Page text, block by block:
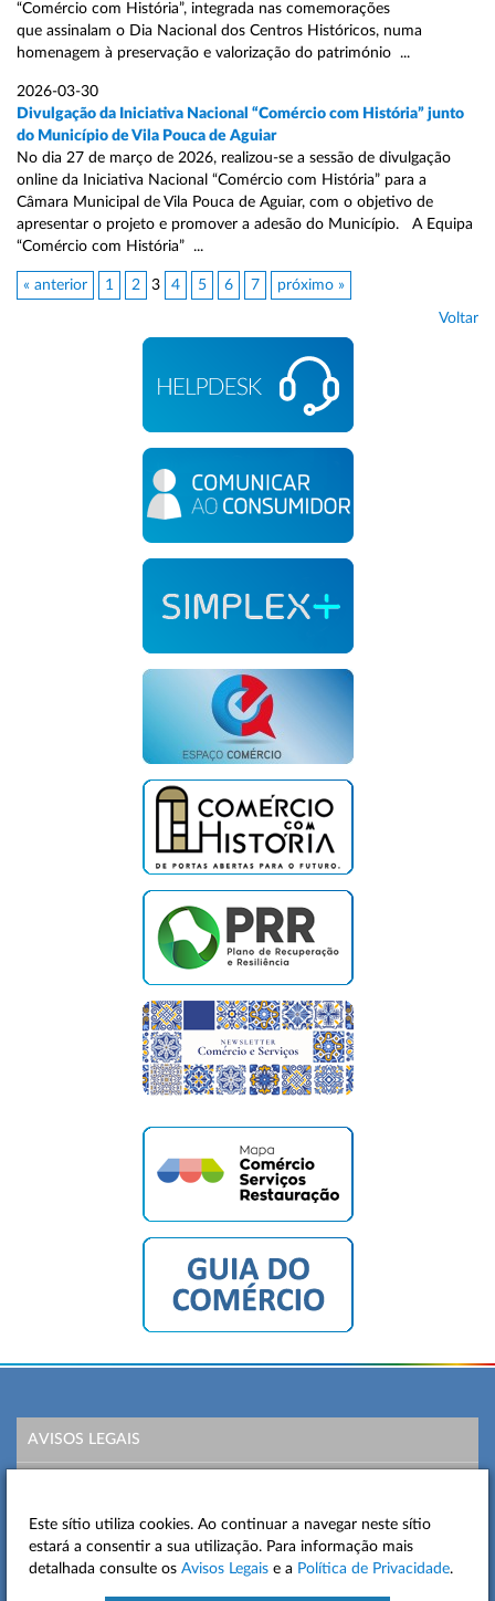
“Comércio com História”, integrada nas comemorações
que assinalam o Dia Nacional dos Centros Históricos, numa
homenagem à preservação e valorização do património ...
2026-03-30
Divulgação da Iniciativa Nacional “Comércio com História” junto
do Município de Vila Pouca de Aguiar
No dia 27 de março de 2026, realizou-se a sessão de divulgação
online da Iniciativa Nacional “Comércio com História” para a
Câmara Municipal de Vila Pouca de Aguiar, com o objetivo de
apresentar o projeto e promover a adesão do Município. A Equipa
“Comércio com História” ...
« anterior 1 2 3 4 5 6 7 próximo »
Voltar
AVISOS LEGAIS
MAPA DO SITE
CONTACTOS
Este sítio utiliza cookies. Ao continuar a navegar neste sítio
estará a consentir a sua utilização. Para informação mais
detalhada consulte os Avisos Legais e a Política de Privacidade.